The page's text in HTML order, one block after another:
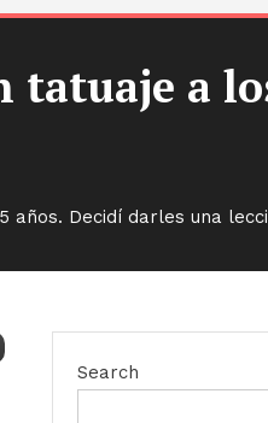
a
años. Decidí darles una
Search